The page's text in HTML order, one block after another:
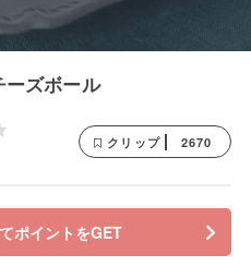
ーズボール
クリップ 2670
ポイントをGET